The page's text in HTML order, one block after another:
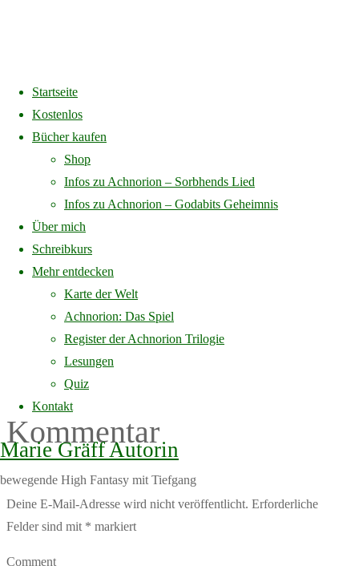
Startseite
Kostenlos
Bücher kaufen
Shop
Infos zu Achnorion – Sorbhends Lied
Infos zu Achnorion – Godabits Geheimnis
Über mich
Schreibkurs
Mehr entdecken
Karte der Welt
Achnorion: Das Spiel
Register der Achnorion Trilogie
Lesungen
Quiz
Kontakt
Marie Gräff Autorin
bewegende High Fantasy mit Tiefgang
Home
Startseite Folge mir auf Youtube
Folge mir auf Youtube
Full
size
1080 × 500pixels
Previous image
Next image
Schreibe einen
Kommentar
Deine E-Mail-Adresse wird nicht veröffentlicht. Erforderliche
Felder sind mit * markiert
Comment